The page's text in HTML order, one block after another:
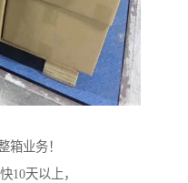
箱业务！
10天以上，